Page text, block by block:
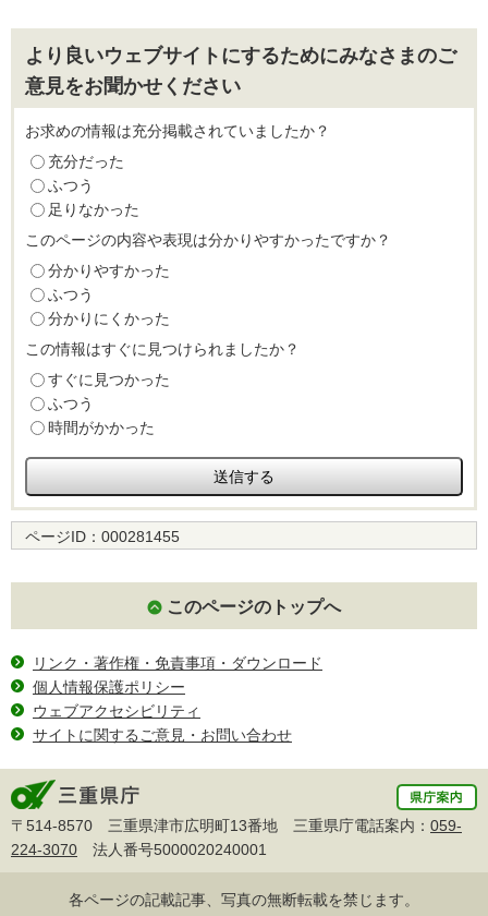
より良いウェブサイトにするためにみなさまのご
意見をお聞かせください
お求めの情報は充分掲載されていましたか？
充分だった
ふつう
足りなかった
このページの内容や表現は分かりやすかったですか？
分かりやすかった
ふつう
分かりにくかった
この情報はすぐに見つけられましたか？
すぐに見つかった
ふつう
時間がかかった
ページID： 000281455
このページのトップへ
リンク・著作権・免責事項・ダウンロード
個人情報保護ポリシー
ウェブアクセシビリティ
サイトに関するご意見・お問い合わせ
〒514-8570 三重県津市広明町13番地 三重県庁電話案内： 059-
224-3070 法人番号5000020240001
各ページの記載記事、写真の無断転載を禁じます。